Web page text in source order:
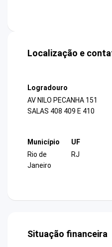
Localização e
Logradouro
AV NILO PECANHA 151
SALAS 408 409 E 410
Município
Rio de
Janeiro
UF
RJ
Situação financeira